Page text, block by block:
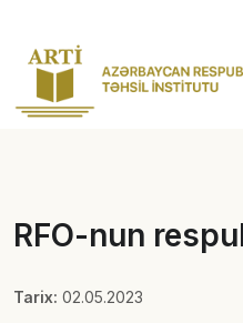
RFO-nun
Tarix: 02.05.2023